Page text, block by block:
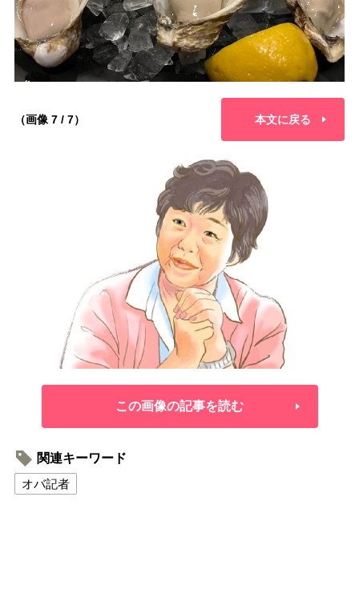
（画像 7 / 7） 本文に戻る
この画像の記事を読む
関連キーワード
オバ記者